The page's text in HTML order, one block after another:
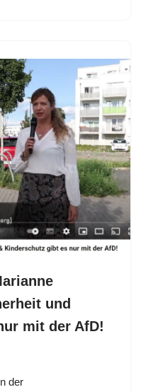
und
mit der AfD!
der